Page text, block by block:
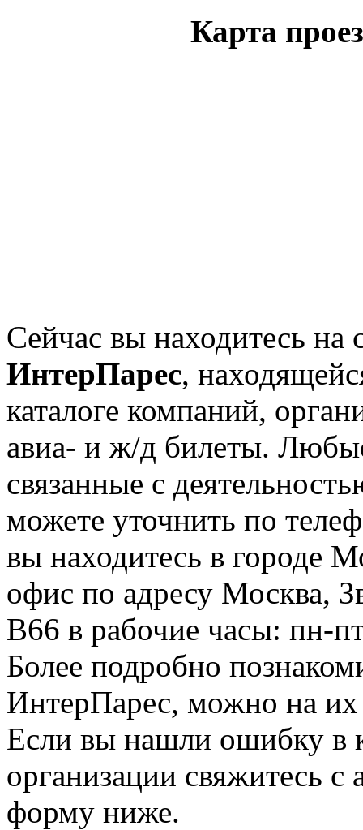
Карта
Сейчас вы находитесь на
ИнтерПарес,
каталоге компаний,
авиа- и ж/д билеты.
связанные с
можете уточнить по
вы находитесь в городе
офис по адресу Москва,
В66 в рабочие часы: пн-
Более подробно
ИнтерПарес, можно на
Если вы нашли ошибку в
организации свяжитесь
форму ниже.